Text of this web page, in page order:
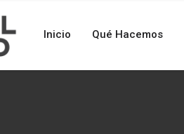
Inicio Qué Hacemos